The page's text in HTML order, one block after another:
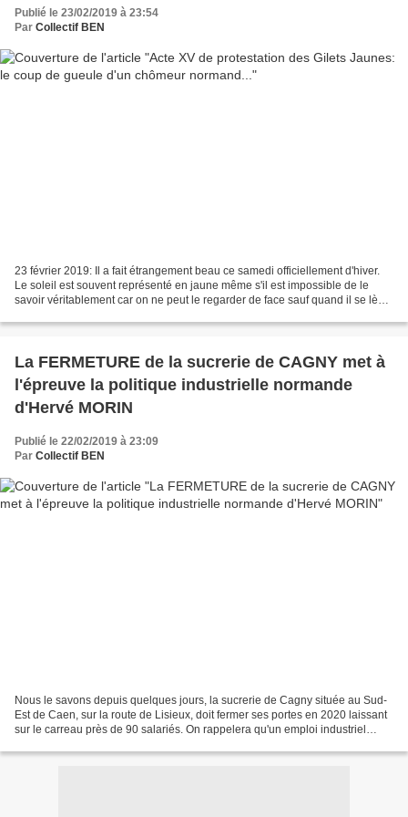
Publié le 23/02/2019 à 23:54
Par Collectif BEN
23 février 2019: Il a fait étrangement beau ce samedi officiellement d'hiver.
Le soleil est souvent représenté en jaune même s'il est impossible de le
savoir véritablement car on ne peut le regarder de face sauf quand il se lève
La FERMETURE de la sucrerie de CAGNY met à
l'épreuve la politique industrielle normande
d'Hervé MORIN
Publié le 22/02/2019 à 23:09
Par Collectif BEN
Nous le savons depuis quelques jours, la sucrerie de Cagny située au Sud-
Est de Caen, sur la route de Lisieux, doit fermer ses portes en 2020 laissant
sur le carreau près de 90 salariés. On rappelera qu'un emploi industriel